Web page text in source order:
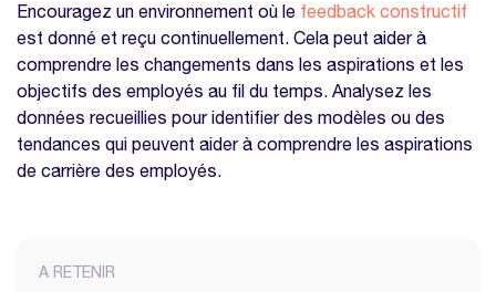
Evaluez les performances et définissez des
objectifs grâce à notre modèle gratuit
d'entretien annuel
L'importance de la flexibilité et de
l'adaptation
FAQ
Quelle est l’importance de l’alignement des
Encouragez un environnement où le feedback constructif
est donné et reçu continuellement. Cela peut aider à
comprendre les changements dans les aspirations et les
objectifs des employés au fil du temps. Analysez les
données recueillies pour identifier des modèles ou des
tendances qui peuvent aider à comprendre les aspirations
de carrière des employés.
A RETENIR